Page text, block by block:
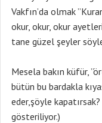
Vakfın’da olmak
okur, okur, okur
tane güzel şeyler
Mesela bakın küfür,
bütün bu bardakla
eder,şöyle
gösteriliyor.)